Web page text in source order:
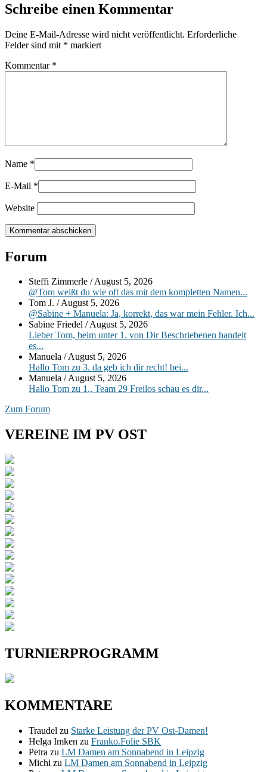
Schreibe einen Kommentar
Deine E-Mail-Adresse wird nicht veröffentlicht. Erforderliche
Felder sind mit * markiert
Kommentar *
Name *
E-Mail *
Website
Primärer
Widgetbereich
Forum
Steffi Zimmerle /August 5, 2026
@Tom weißt du wie oft das mit dem kompletten Namen...
Tom J. /August 5, 2026
@Sabine + Manuela: Ja, korrekt, das war mein Fehler. Ich...
Sabine Friedel /August 5, 2026
Lieber Tom, beim unter 1. von Dir Beschriebenen handelt
es...
Manuela /August 5, 2026
Hallo Tom zu 3. da geb ich dir recht! bei...
Manuela /August 5, 2026
Hallo Tom zu 1., Team 29 Freilos schau es dir...
Zum Forum
VEREINE IM PV OST
TURNIERPROGRAMM
KOMMENTARE
Traudel zu Starke Leistung der PV Ost-Damen!
Helga Imken zu Franko.Folie SBK
Petra zu LM Damen am Sonnabend in Leipzig
Michi zu LM Damen am Sonnabend in Leipzig